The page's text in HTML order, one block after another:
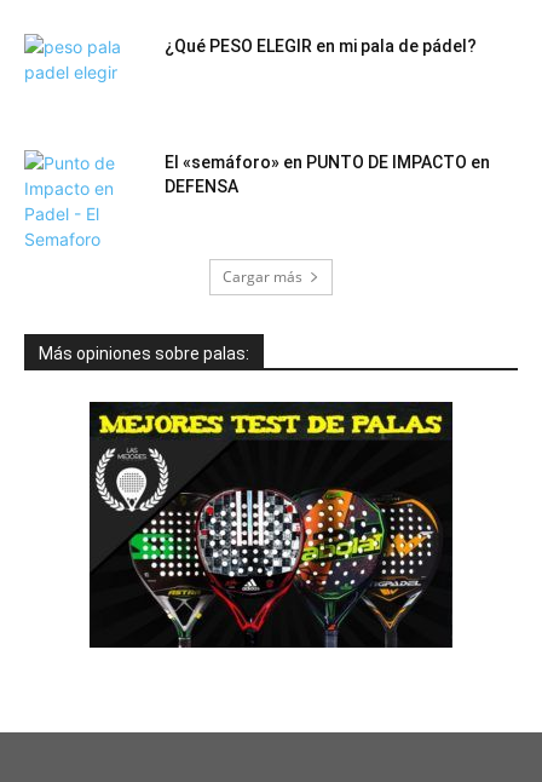
¿Qué PESO ELEGIR en mi pala de pádel?
El «semáforo» en PUNTO DE IMPACTO en
DEFENSA
Cargar más
Más opiniones sobre palas: